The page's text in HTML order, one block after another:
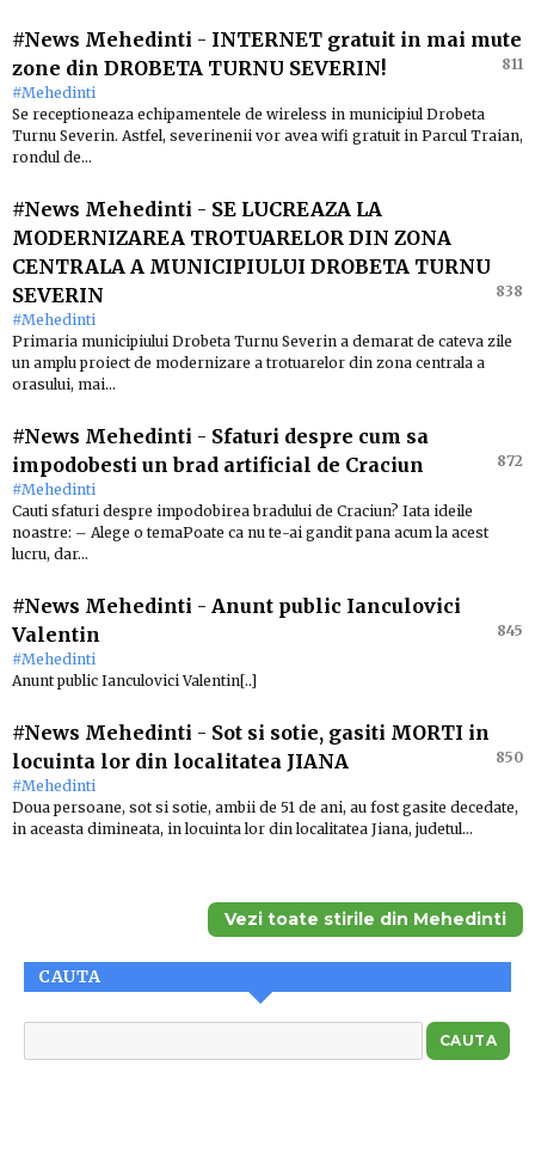
#News Mehedinti - INTERNET gratuit in mai mute
zone din DROBETA TURNU SEVERIN!
811
#Mehedinti
Se receptioneaza echipamentele de wireless in municipiul Drobeta
Turnu Severin. Astfel, severinenii vor avea wifi gratuit in Parcul Traian,
rondul de…
#News Mehedinti - SE LUCREAZA LA
MODERNIZAREA TROTUARELOR DIN ZONA
CENTRALA A MUNICIPIULUI DROBETA TURNU
SEVERIN
838
#Mehedinti
Primaria municipiului Drobeta Turnu Severin a demarat de cateva zile
un amplu proiect de modernizare a trotuarelor din zona centrala a
orasului, mai…
#News Mehedinti - Sfaturi despre cum sa
impodobesti un brad artificial de Craciun
872
#Mehedinti
Cauti sfaturi despre impodobirea bradului de Craciun? Iata ideile
noastre: – Alege o temaPoate ca nu te-ai gandit pana acum la acest
lucru, dar…
#News Mehedinti - Anunt public Ianculovici
Valentin
845
#Mehedinti
Anunt public Ianculovici Valentin[..]
#News Mehedinti - Sot si sotie, gasiti MORTI in
locuinta lor din localitatea JIANA
850
#Mehedinti
Doua persoane, sot si sotie, ambii de 51 de ani, au fost gasite decedate,
in aceasta dimineata, in locuinta lor din localitatea Jiana, judetul…
Vezi toate stirile din Mehedinti
CAUTA